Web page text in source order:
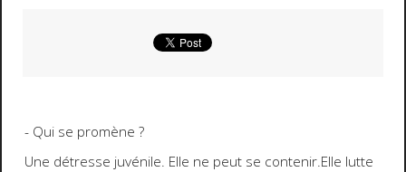
- Qui se promène ?
Une détresse juvénile. Elle ne peut se contenir.Elle lutte